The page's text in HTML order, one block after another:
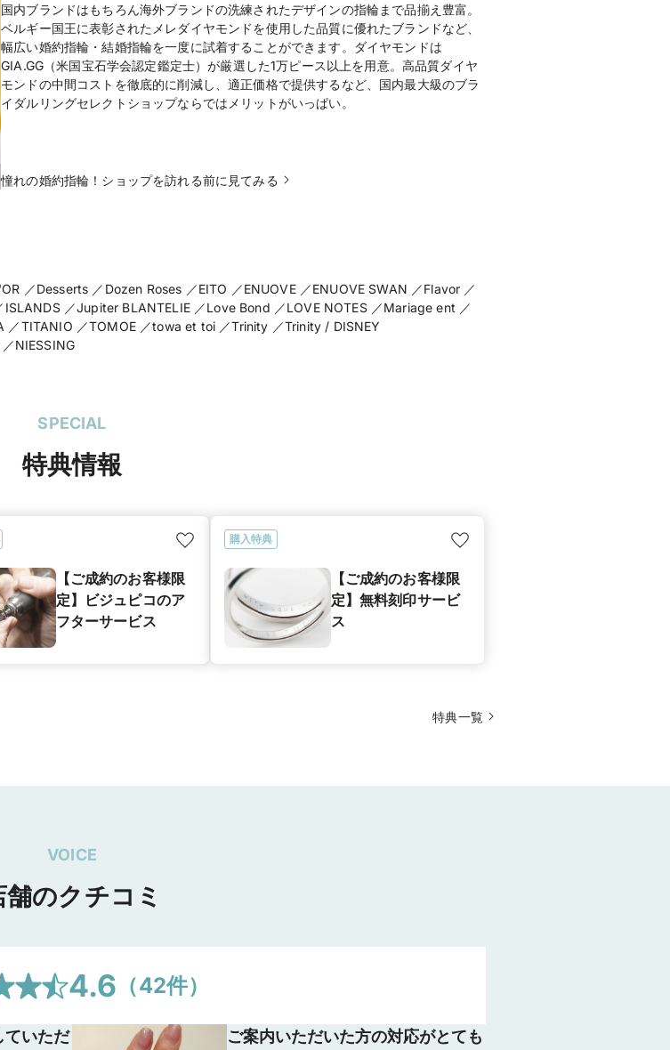
国内ブランドはもちろん海外ブランドの洗練されたデザインの指輪まで品揃え豊富。
ベルギー国王に表彰されたメレダイヤモンドを使用した品質に優れたブランドなど、
幅広い婚約指輪・結婚指輪を一度に試着することができます。ダイヤモンドは
GIA.GG（米国宝石学会認定鑑定士）が厳選した1万ピース以上を用意。高品質ダイヤ
モンドの中間コストを徹底的に削減し、適正価格で提供するなど、国内最大級のブラ
イダルリングセレクトショップならではメリットがいっぱい。
憧れの婚約指輪！ショップを訪れる前に見てみる
／Desserts ／Dozen Roses ／EITO ／ENUOVE ／ENUOVE SWAN ／Flavor ／
／Jupiter BLANTELIE ／Love Bond ／LOVE NOTES ／Mariage ent ／
／TITANIO ／TOMOE ／towa et toi ／Trinity ／Trinity / DISNEY
NIESSING
SPECIAL
特典情報
【ご成約のお客様限
定】ビジュピコのア
フターサービス
購入特典
【ご成約のお客様限
定】無料刻印サービ
ス
特典一覧
VOICE
舗のクチコミ
4.6 （42件）
ていただ
ご案内いただいた方の対応がとても